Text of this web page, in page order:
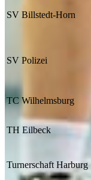
SV Billstedt-Horn
SV Polizei
TC Wilhelmsburg
TH Eilbeck
Turnerschaft Harburg